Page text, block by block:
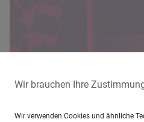
Wir brauchen Ihre
Wir verwenden Cookies und ähnliche